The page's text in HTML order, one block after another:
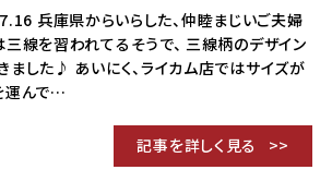
兵庫県からいらした、仲睦まじいご夫婦
線を習われてるそうで、 三線柄のデザイン
ました♪ あいにく、ライカム店ではサイズが
運んで…
記事を詳しく見る